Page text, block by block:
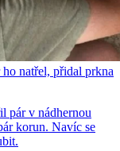
ho natřel, přidal prkna
pár v nádhernou
korun. Navíc se